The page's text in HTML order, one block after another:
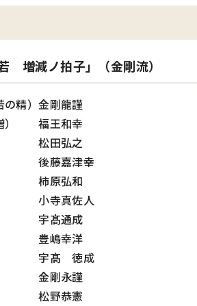
増減ノ拍子」（金剛流）
の精）金剛龍謹
） 福王和幸
田弘之
藤嘉津幸
原弘和
寺真佐人
髙通成
幸洋
徳成
剛永謹
恭憲